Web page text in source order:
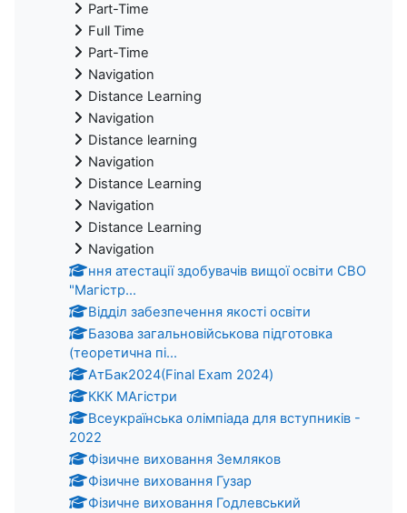
Part-Time
Full Time
Part-Time
Navigation
Distance Learning
Navigation
Distance learning
Navigation
Distance Learning
Navigation
Distance Learning
Navigation
ння атестації здобувачів вищої освіти СВО
"Магістр...
Відділ забезпечення якості освіти
Базова загальновійськова підготовка
(теоретична пі...
АтБак2024(Final Exam 2024)
ККК МАгістри
Всеукраїнська олімпіада для вступників -
2022
Фізичне виховання Земляков
Фізичне виховання Гузар
Фізичне виховання Годлевський